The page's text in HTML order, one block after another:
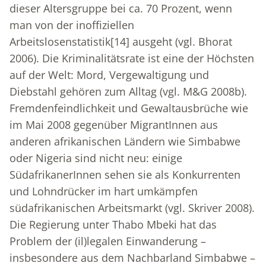
dieser Altersgruppe bei ca. 70 Prozent, wenn
man von der inoffiziellen
Arbeitslosenstatistik[14] ausgeht (vgl. Bhorat
2006). Die Kriminalitätsrate ist eine der Höchsten
auf der Welt: Mord, Vergewaltigung und
Diebstahl gehören zum Alltag (vgl. M&G 2008b).
Fremdenfeindlichkeit und Gewaltausbrüche wie
im Mai 2008 gegenüber MigrantInnen aus
anderen afrikanischen Ländern wie Simbabwe
oder Nigeria sind nicht neu: einige
SüdafrikanerInnen sehen sie als Konkurrenten
und Lohndrücker im hart umkämpfen
südafrikanischen Arbeitsmarkt (vgl. Skriver 2008).
Die Regierung unter Thabo Mbeki hat das
Problem der (il)legalen Einwanderung –
insbesondere aus dem Nachbarland Simbabwe –